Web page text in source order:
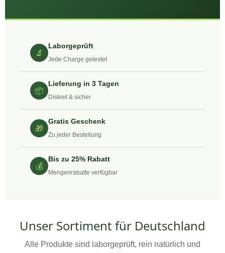
🔬
Laborgeprüft
Jede Charge getestet
📦
Lieferung in 3 Tagen
Diskret & sicher
🎁
Gratis Geschenk
Zu jeder Bestellung
💰
Bis zu 25% Rabatt
Mengenrabatte verfügbar
Unser Sortiment für Deutschland
Alle Produkte sind laborgeprüft, rein natürlich und